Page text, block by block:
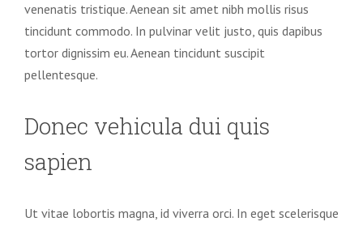
venenatis tristique. Aenean sit amet nibh mollis risus
tincidunt commodo. In pulvinar velit justo, quis dapibus
tortor dignissim eu. Aenean tincidunt suscipit
pellentesque.
Donec vehicula dui quis
sapien
Ut vitae lobortis magna, id viverra orci. In eget scelerisque